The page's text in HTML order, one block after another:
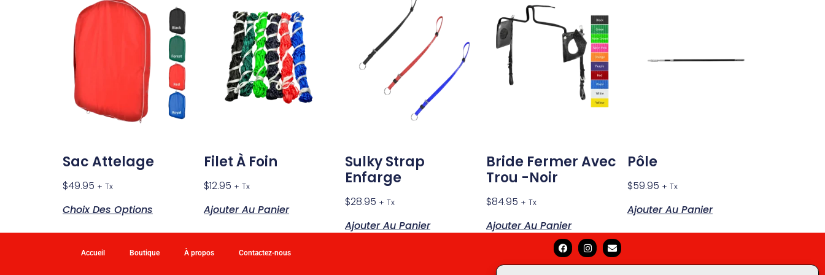
Sac Attelage
$49.95 + Tx
Choix Des Options
Filet À Foin
$12.95 + Tx
Ajouter Au Panier
Sulky Strap
Enfarge
$28.95 + Tx
Ajouter Au Panier
Bride Fermer Avec
Trou -Noir
$84.95 + Tx
Ajouter Au Panier
Pôle
$59.95 + Tx
Ajouter Au Panier
Accueil Boutique À propos Contactez-nous